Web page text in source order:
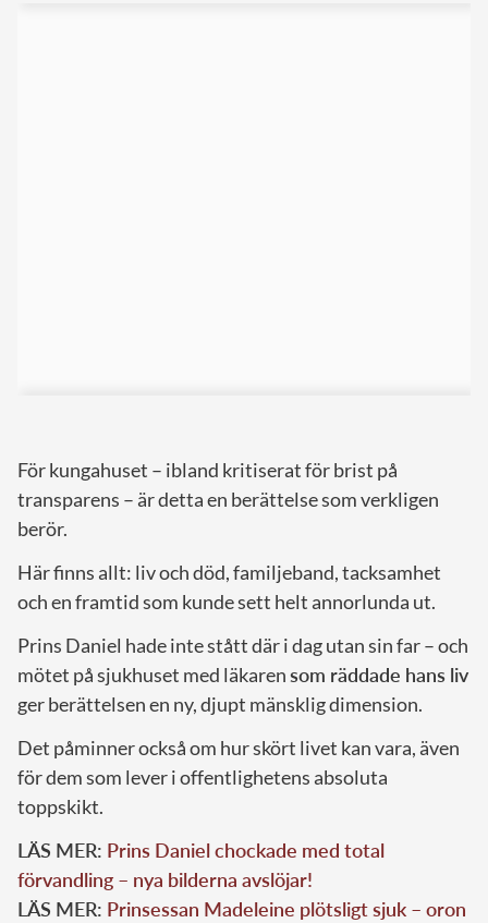
För kungahuset – ibland kritiserat för brist på
transparens – är detta en berättelse som verkligen
berör.
Här finns allt: liv och död, familjeband, tacksamhet
och en framtid som kunde sett helt annorlunda ut.
Prins Daniel hade inte stått där i dag utan sin far – och
mötet på sjukhuset med läkarensom räddade hans liv
ger berättelsen en ny, djupt mänsklig dimension.
Det påminner också om hur skört livet kan vara, även
för dem som lever i offentlighetens absoluta
toppskikt.
LÄS MER: Prins Daniel chockade med total
förvandling – nya bilderna avslöjar!
LÄS MER: Prinsessan Madeleine plötsligt sjuk – oron